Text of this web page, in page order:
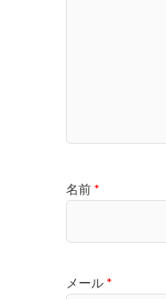
名前 *
メール *